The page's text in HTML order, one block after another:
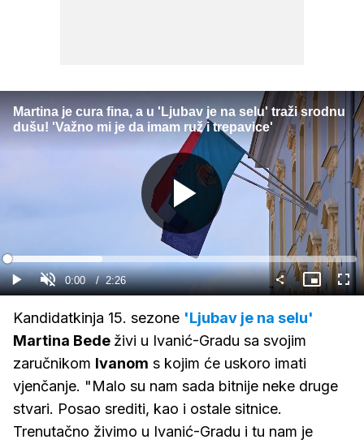
Martina je cura fina, a u 'Ljubav je na selu' traži srodnu
dušu! 'Važno mi je da imam ruž i trepavice'
Gledaj
GledajUpali
zvuk
Current
Time
0:00 / Duration
2:26
Loaded:
27.30%
Slika
u
Kandidatkinja 15. sezone 'Ljubav je na selu'
Martina Bede živi u Ivanić-Gradu sa svojim
zaručnikom Ivanom s kojim će uskoro imati
vjenčanje. "Malo su nam sada bitnije neke druge
stvari. Posao srediti, kao i ostale sitnice.
Trenutačno živimo u Ivanić-Gradu i tu nam je